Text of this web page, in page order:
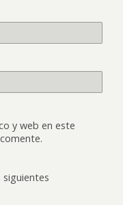
y web en este
siguientes